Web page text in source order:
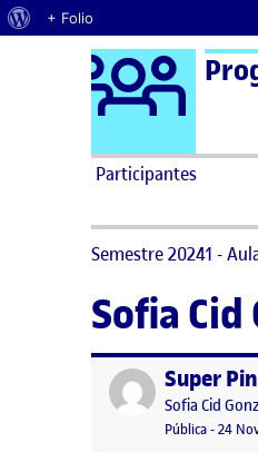
Acerca de WordPress
+ Folio
Saltar al contenido Logo
Participantes
Semestre 20241 -
Sofia Cid
Publicado por
Publicado por
Sofia Cid
Visibilidad:
Pública-Fecha
24